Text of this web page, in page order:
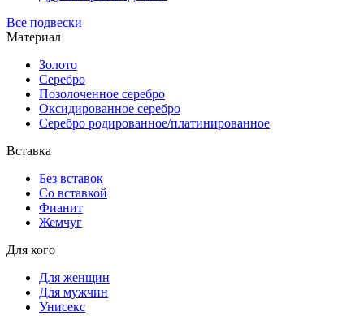
Все подвески
Материал
Золото
Серебро
Позолоченное серебро
Оксидированное серебро
Серебро родированное/платинированное
Вставка
Без вставок
Со вставкой
Фианит
Жемчуг
Для кого
Для женщин
Для мужчин
Унисекс